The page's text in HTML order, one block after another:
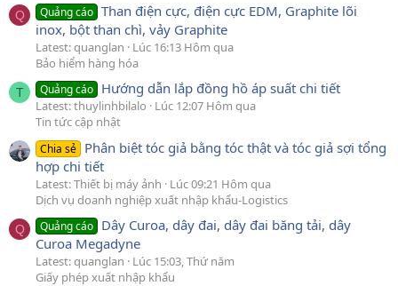
Q Quảng cáo Than điện cực, điện cực EDM, Graphite lõi
inox, bột than chì, vảy Graphite
Latest: quanglan
Lúc 16:13 Hôm qua
Bảo hiểm hàng hóa
T Quảng cáo Hướng dẫn lắp đồng hồ áp suất chi tiết
Latest: thuylinhbilalo
Lúc 12:07 Hôm qua
Tin tức cập nhật
Chia sẻ Phân biệt tóc giả bằng tóc thật và tóc giả sợi tổng
hợp chi tiết
Latest: Thiết bị máy ảnh
Lúc 09:21 Hôm qua
Dịch vụ doanh nghiệp xuất nhập khẩu-Logistics
Q Quảng cáo Dây Curoa, dây đai, dây đai băng tải, dây
Curoa Megadyne
Latest: quanglan
Lúc 15:03, Thứ năm
Giấy phép xuất nhập khẩu